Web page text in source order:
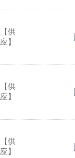
【供
应】
【供
应】
【供
应】